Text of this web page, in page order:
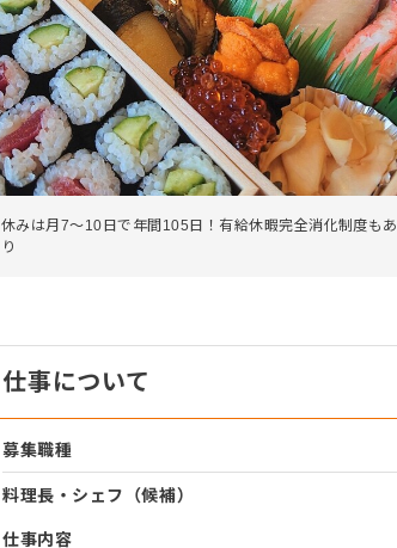
休みは月7～10日で年間105日！有給休暇完全消化制度もあ
り
仕事について
募集職種
料理長・シェフ（候補）
仕事内容